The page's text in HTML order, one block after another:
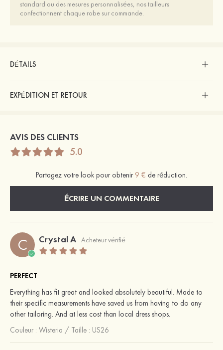
standard ou des mesures personnalisées, nos tailleurs
confectionnent chaque robe sur commande.
DÉTAILS
EXPÉDITION ET RETOUR
AVIS DES CLIENTS
5.0
Partagez votre look pour obtenir 9 € de réduction.
ÉCRIRE UN COMMENTAIRE
C Crystal A Acheteur vérifié
PERFECT
Everything has fit great and looked absolutely beautiful. Made to
their specific measurements have saved us from having to do any
other tailoring. And at less cost than local dress shops.
Couleur : Wisteria / Taille : US26